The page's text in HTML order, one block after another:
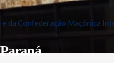
da Confederação Maçônica